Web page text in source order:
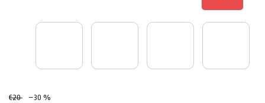
€20 –30 %